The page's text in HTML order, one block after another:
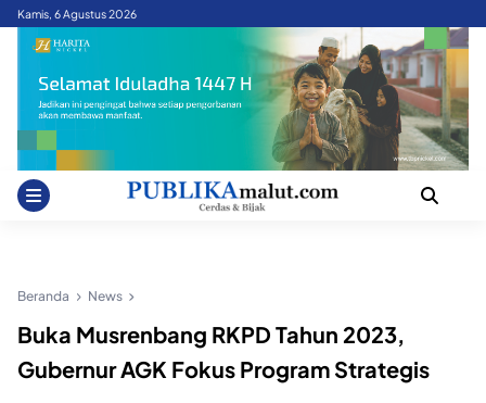
SkipKamis, 6 Agustus 2026
Beranda News
Buka Musrenbang RKPD Tahun 2023,
Gubernur AGK Fokus Program Strategis